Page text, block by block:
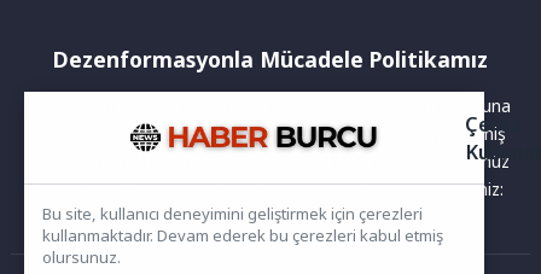
Dezenformasyonla Mücadele Politikamız
Yayınlanan haberler doğruluk ilkesi gözetilerek hazırlanır. Buna
rağmen bazı içeriklerde eksik, hatalı veya güncelliğini yitirmiş
bilgiler bulunabilir.Yanlış veya yanıltıcı olduğunu düşündüğünüz
haberleri aşağıdaki iletişim kanallarından bize bildirebilirsiniz:
Çerez
Bu site, kullanıcı deneyimini geliştirmek için çerezleri
kullanmaktadır. Devam ederek bu çerezleri kabul etmiş
olursunuz.